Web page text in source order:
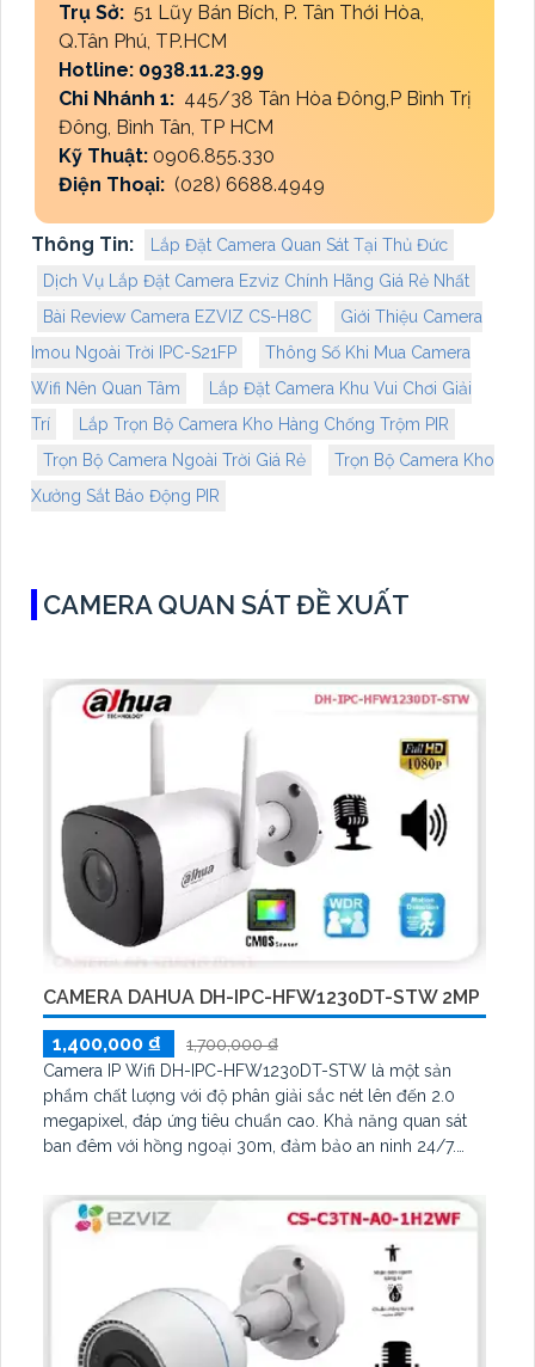
Trụ Sở: 51 Lũy Bán Bích, P. Tân Thới Hòa,
Q.Tân Phú, TP.HCM
Hotline: 0938.11.23.99
Chi Nhánh 1: 445/38 Tân Hòa Đông,P Bình Trị
Đông, Bình Tân, TP HCM
Kỹ Thuật: 0906.855.330
Điện Thoại: (028) 6688.4949
Thông Tin:
Lắp Đặt Camera Quan Sát Tại Thủ Đức
Dịch Vụ Lắp Đặt Camera Ezviz Chính Hãng Giá Rẻ Nhất
Bài Review Camera EZVIZ CS-H8C
Giới Thiệu Camera
Imou Ngoài Trời IPC-S21FP
Thông Số Khi Mua Camera
Wifi Nên Quan Tâm
Lắp Đặt Camera Khu Vui Chơi Giải
Trí
Lắp Trọn Bộ Camera Kho Hàng Chống Trộm PIR
Trọn Bộ Camera Ngoài Trời Giá Rẻ
Trọn Bộ Camera Kho
Xưởng Sắt Báo Động PIR
CAMERA QUAN SÁT ĐỀ XUẤT
CAMERA DAHUA DH-IPC-HFW1230DT-STW 2MP
1,400,000 ₫
1,700,000 ₫
Camera IP Wifi DH-IPC-HFW1230DT-STW là một sản
phẩm chất lượng với độ phân giải sắc nét lên đến 2.0
megapixel, đáp ứng tiêu chuẩn cao. Khả năng quan sát
ban đêm với hồng ngoại 30m, đảm bảo an ninh 24/7.
chất lượng truyền dẫn